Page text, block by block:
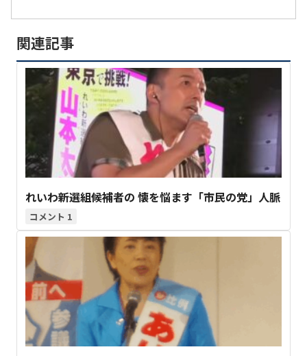
関連記事
れいわ新選組候補者の 懐を悩ます「市民の党」人脈
1